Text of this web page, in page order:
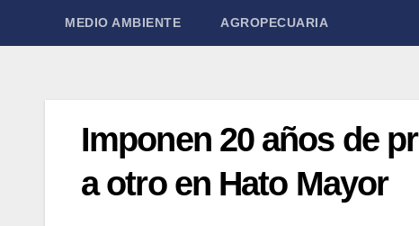
MEDIO AMBIENTE AGROPECUARIA
Imponen 20 años de
a otro en Hato Mayor